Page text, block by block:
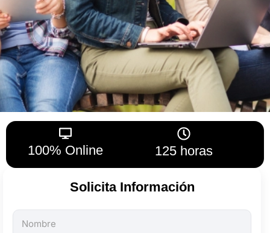
100% Online 125 horas
Solicita Información
Todos
los